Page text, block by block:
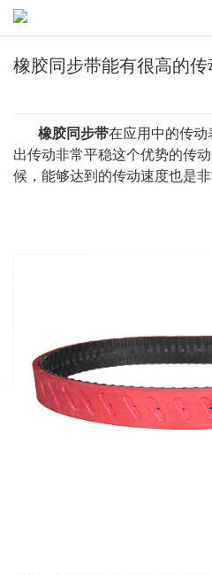
橡胶同步带能有很高的传
橡胶同步带在应用中的传
出传动非常平稳这个优势的传
候，能够达到的传动速度也是非